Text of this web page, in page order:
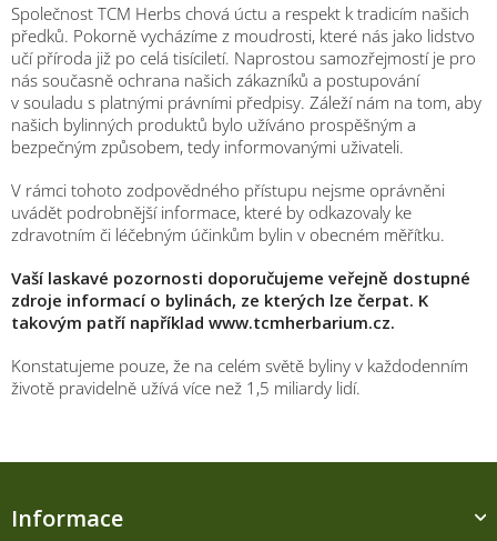
Společnost TCM Herbs chová úctu a respekt k tradicím našich
předků. Pokorně vycházíme z moudrosti, které nás jako lidstvo
učí příroda již po celá tisíciletí. Naprostou samozřejmostí je pro
nás současně ochrana našich zákazníků a postupování
v souladu s platnými právními předpisy. Záleží nám na tom, aby
našich bylinných produktů bylo užíváno prospěšným a
bezpečným způsobem, tedy informovanými uživateli.
V rámci tohoto zodpovědného přístupu nejsme oprávněni
uvádět podrobnější informace, které by odkazovaly ke
zdravotním či léčebným účinkům bylin v obecném měřítku.
Vaší laskavé pozornosti doporučujeme veřejně dostupné
zdroje informací o bylinách, ze kterých lze čerpat. K
takovým patří například www.tcmherbarium.cz.
Konstatujeme pouze, že na celém světě byliny v každodenním
životě pravidelně užívá více než 1,5 miliardy lidí.
Informace